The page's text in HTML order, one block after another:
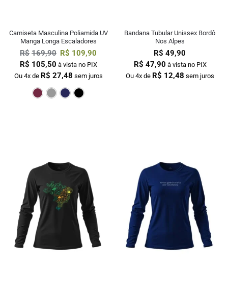
Camiseta Masculina Poliamida UV
Manga Longa Escaladores
R$ 169,90 R$ 109,90
R$ 105,50 à vista no PIX
Ou 4x de R$ 27,48 sem juros
Bordô
Bandana Tubular Unissex Bordô
Nos Alpes
R$ 49,90
R$ 47,90 à vista no PIX
Ou 4x de R$ 12,48 sem juros